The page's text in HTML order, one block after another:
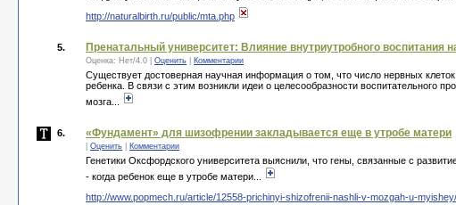
http://naturalbirth.ru/public/mta.php
5. Пренатальный университет: Влияние внутриутробного воспитания
Оценка: Нет/4.0 Оценить Комментарии
Существует достоверная научная информация о том, что число нервных клеток
ребенка. В связи с этим возникли идеи о целесообразности воспитательного
мозга...
6. «Фундамент» для шизофрении закладывается еще в утробе матери
Оценить Комментарии
Генетики Оксфордского университета выяснили, что гены, связанные с
- когда ребенок еще в утробе матери...
http://www.popmech.ru/article/12558-prichinyi-shizofrenii-nashli-v-mozgah-u-myishey/